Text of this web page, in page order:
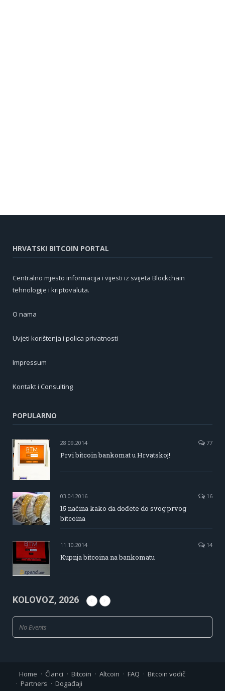
HRVATSKI BITCOIN PORTAL
Centralno mjesto informacija i vijesti iz svijeta Blockchain
tehnologije i kriptovaluta.
O nama
Uvjeti korištenja i polica privatnosti
Impressum
Kontakt i Consulting
POPULARNO
28.09.2014 77
Prvi bitcoin bankomat u Hrvatskoj!
03.04.2016 16
15 načina kako da dođete do svog prvog
bitcoina
11.10.2014 14
Kupnja bitcoina na bankomatu
KOLOVOZ, 2026
No Events
Home Članci Bitcoin Altcoin FAQ
Bitcoin vodič
Partners
Događaji